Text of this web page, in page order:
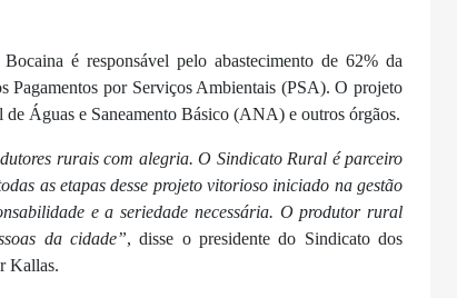
é responsável pelo abastecimento de 62% da
Pagamentos por Serviços Ambientais (PSA). O projeto
Águas e Saneamento Básico (ANA) e outros órgãos.
rurais com alegria. O Sindicato Rural é parceiro
as etapas desse projeto vitorioso iniciado na gestão
e a seriedade necessária. O produtor rural
da cidade”, disse o presidente do Sindicato dos
Kallas.